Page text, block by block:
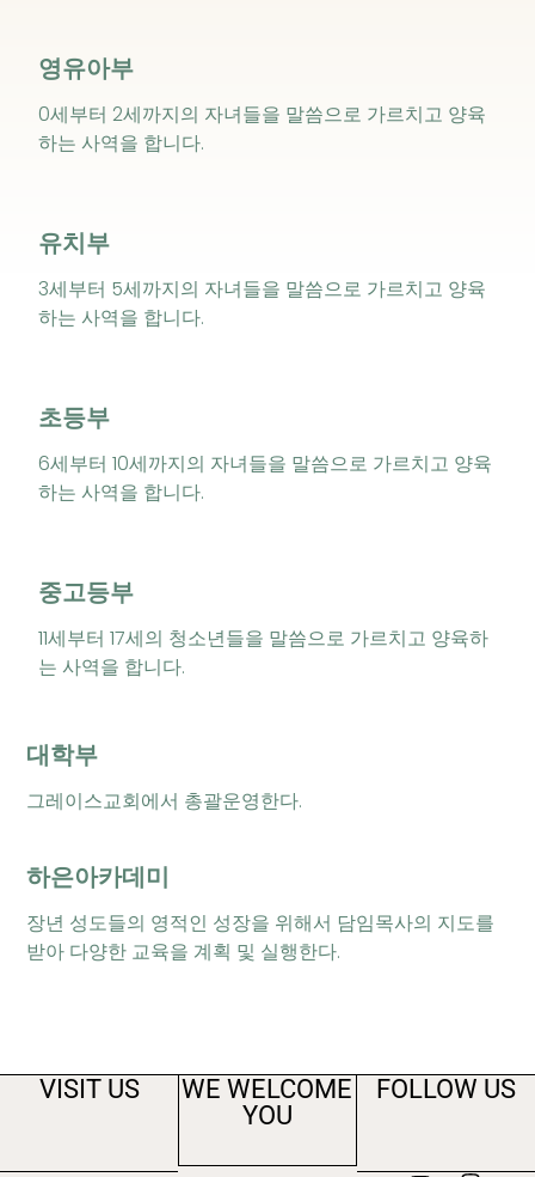
영유아부
0세부터 2세까지의 자녀들을 말씀으로 가르치고 양육
하는 사역을 합니다.
유치부
3세부터 5세까지의 자녀들을 말씀으로 가르치고 양육
하는 사역을 합니다.
초등부
6세부터 10세까지의 자녀들을 말씀으로 가르치고 양육
하는 사역을 합니다.
중고등부
11세부터 17세의 청소년들을 말씀으로 가르치고 양육하
는 사역을 합니다.
대학부
그레이스교회에서 총괄운영한다.
하은아카데미
장년 성도들의 영적인 성장을 위해서 담임목사의 지도를
받아 다양한 교육을 계획 및 실행한다.
VISIT US
WE WELCOME
YOU
FOLLOW US